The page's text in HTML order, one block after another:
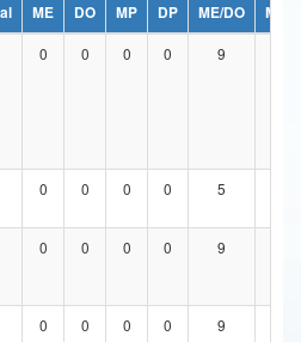
e Comunicações
Direitos Humanos
ME DO MP DP ME/DO
MP/
0 0 0 0 9
0 0 0 0 5
0 0 0 0 9
0 0 0 0 9